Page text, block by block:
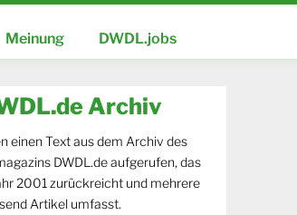
Meinung DWDL.jobs
Archiv
einen Text aus dem Archiv des
DWDL.de aufgerufen, das
2001 zurückreicht und mehrere
Artikel umfasst.